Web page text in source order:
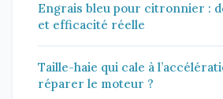
Engrais bleu pour citronnier :
et efficacité réelle
Taille-haie qui cale à
réparer le moteur ?